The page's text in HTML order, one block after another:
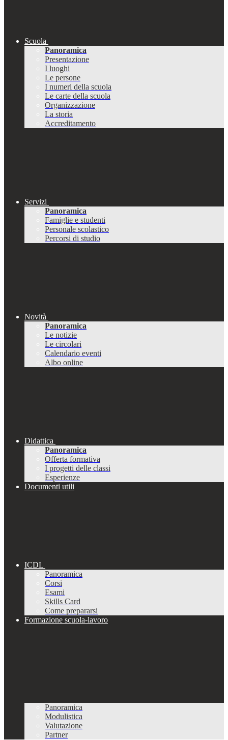
Scuola
Panoramica
Presentazione
I luoghi
Le persone
I numeri della scuola
Le carte della scuola
Organizzazione
La storia
Accreditamento
Servizi
Panoramica
Famiglie e studenti
Personale scolastico
Percorsi di studio
Novità
Panoramica
Le notizie
Le circolari
Calendario eventi
Albo online
Didattica
Panoramica
Offerta formativa
I progetti delle classi
Esperienze
Documenti utili
ICDL
Panoramica
Corsi
Esami
Skills Card
Come prepararsi
Formazione scuola-lavoro
Panoramica
Modulistica
Valutazione
Partner